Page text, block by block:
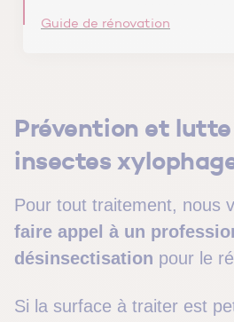
Guide de rénovation
Prévention et
insectes
Pour tout traitement, nous
faire appel à un
désinsectisation pour le
Si la surface à traiter est